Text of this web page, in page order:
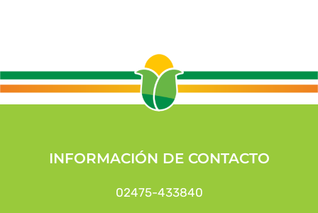
INFORMACIÓN DE CONTACTO
02475-433840